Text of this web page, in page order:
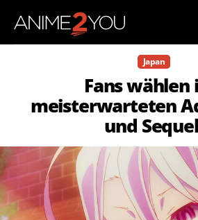
Japan
Fans wählen
meisterwarteten
und